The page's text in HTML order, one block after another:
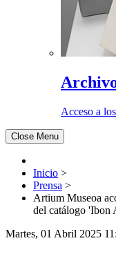
Acceso a
Close Menu
Inicio >
Prensa >
Artium Museoa
del catálogo 'Ibon
Martes, 01 Abril 2025